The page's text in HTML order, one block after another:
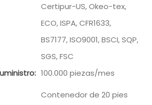
Certipur-US, Okeo-tex,
ECO, ISPA, CFR1633,
BS7177, ISO9001, BSCI, SQP,
SGS, FSC
100.000 piezas/mes
Contenedor de 20 pies